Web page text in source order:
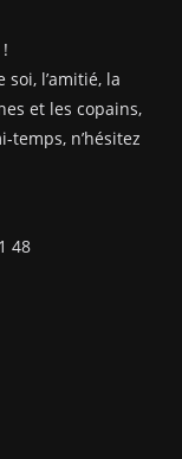
l’amitié, la
et les copains,
n’hésitez
48